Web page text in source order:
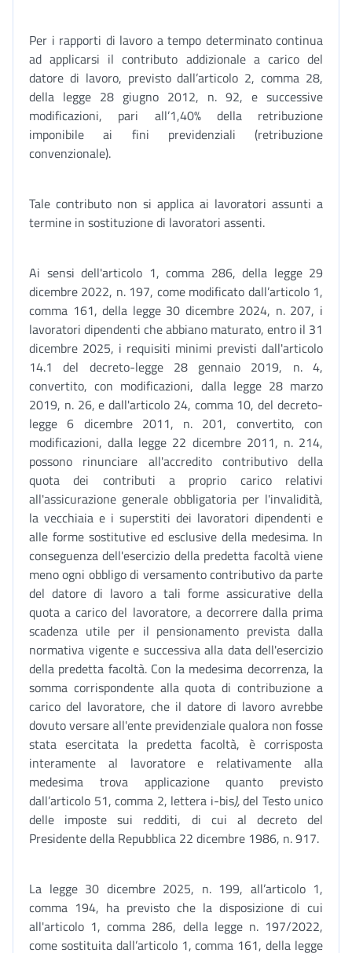
Per i rapporti di lavoro a tempo determinato continua
ad applicarsi il contributo addizionale a carico del
datore di lavoro, previsto dall’articolo 2, comma 28,
della legge 28 giugno 2012, n. 92, e successive
modificazioni, pari all’1,40% della retribuzione
imponibile ai fini previdenziali (retribuzione
convenzionale).
Tale contributo non si applica ai lavoratori assunti a
termine in sostituzione di lavoratori assenti.
Ai sensi dell'articolo 1, comma 286, della legge 29
dicembre 2022, n. 197, come modificato dall’articolo 1,
comma 161, della legge 30 dicembre 2024, n. 207, i
lavoratori dipendenti che abbiano maturato, entro il 31
dicembre 2025, i requisiti minimi previsti dall'articolo
14.1 del decreto-legge 28 gennaio 2019, n. 4,
convertito, con modificazioni, dalla legge 28 marzo
2019, n. 26, e dall'articolo 24, comma 10, del decreto-
legge 6 dicembre 2011, n. 201, convertito, con
modificazioni, dalla legge 22 dicembre 2011, n. 214,
possono rinunciare all'accredito contributivo della
quota dei contributi a proprio carico relativi
all'assicurazione generale obbligatoria per l'invalidità,
la vecchiaia e i superstiti dei lavoratori dipendenti e
alle forme sostitutive ed esclusive della medesima. In
conseguenza dell'esercizio della predetta facoltà viene
meno ogni obbligo di versamento contributivo da parte
del datore di lavoro a tali forme assicurative della
quota a carico del lavoratore, a decorrere dalla prima
scadenza utile per il pensionamento prevista dalla
normativa vigente e successiva alla data dell'esercizio
della predetta facoltà. Con la medesima decorrenza, la
somma corrispondente alla quota di contribuzione a
carico del lavoratore, che il datore di lavoro avrebbe
dovuto versare all'ente previdenziale qualora non fosse
stata esercitata la predetta facoltà, è corrisposta
interamente al lavoratore e relativamente alla
medesima trova applicazione quanto previsto
dall’articolo 51, comma 2, lettera i-bis),del Testo unico
delle imposte sui redditi, di cui al decreto del
Presidente della Repubblica 22 dicembre 1986, n. 917.
La legge 30 dicembre 2025, n. 199, all’articolo 1,
comma 194, ha previsto che la disposizione di cui
all'articolo 1, comma 286, della legge n. 197/2022,
come sostituita dall’articolo 1, comma 161, della legge